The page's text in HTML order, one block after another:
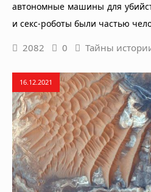
автономные машины для
и секс-роботы были частью
2082 0 Тайны
16.12.2021